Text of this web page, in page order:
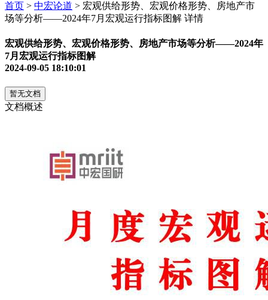
首页 > 中宏论道 > 宏观供给形势、宏观价格形势、房地产市
场等分析——2024年7月宏观运行指标图解 详情
宏观供给形势、宏观价格形势、房地产市场等分析——2024年
7月宏观运行指标图解
2024-09-05 18:10:01
暂无文档
文档概述